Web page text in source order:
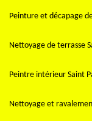
Peinture et décapage
Nettoyage de terrasse
Peintre intérieur Saint
Nettoyage et